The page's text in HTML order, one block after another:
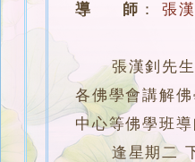
導 師 ： 張
張漢釗先生，
各佛學會講解
中心等佛學班導
逢星期二 下